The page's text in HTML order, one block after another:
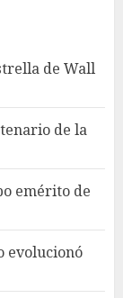
de Wall
de la
emérito de
evolucionó
gracias al
de
visados de
y